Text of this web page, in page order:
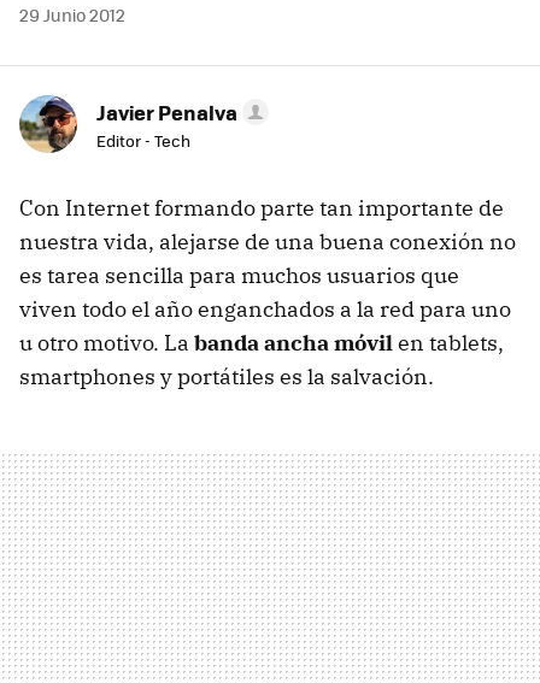
29 Junio 2012
Javier Penalva
Editor - Tech
Con Internet formando parte tan importante de
nuestra vida, alejarse de una buena conexión no
es tarea sencilla para muchos usuarios que
viven todo el año enganchados a la red para uno
u otro motivo. La banda ancha móvilen tablets,
smartphones y portátiles es la salvación.